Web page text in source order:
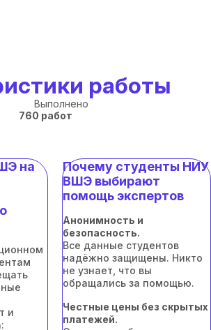
работы
Выполнено
760 работ
на
и
Почему студенты НИУ
ВШЭ выбирают
помощь экспертов
Анонимность и
безопасность.
Все данные студентов
надёжно защищены. Никто
не узнает, что вы
обращались за помощью.
Честные цены без скрытых
платежей.